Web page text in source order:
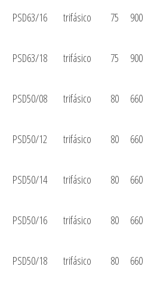
PSD63/16 trifásico 75 900
PSD63/18 trifásico 75 900
PSD50/08 trifásico 80 660
PSD50/12 trifásico 80 660
PSD50/14 trifásico 80 660
PSD50/16 trifásico 80 660
PSD50/18 trifásico 80 660